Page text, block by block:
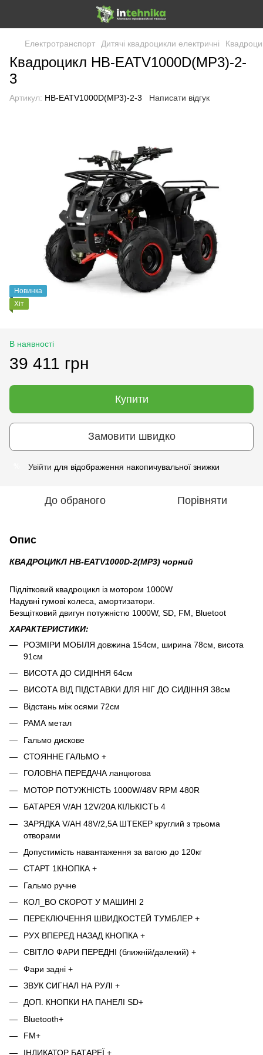
Електротранспорт Дитячі квадроцикли електричні
Квадроцикл HB-EATV1000D(MP3)-2-
3
Артикул: HB-EATV1000D(MP3)-2-3 Написати відгук
Новинка
Хіт
В наявності
39 411 грн
Купити
Замовити швидко
Увійти для відображення накопичувальної знижки
До обраного Порівняти
Опис
КВАДРОЦИКЛ HB-EATV1000D-2(MP3) чорний
Підлітковий квадроцикл із мотором 1000W
Надувні гумові колеса, амортизатори.
Безщітковий двигун потужністю 1000W, SD, FM, Bluetoot
ХАРАКТЕРИСТИКИ:
РОЗМІРИ МОБІЛЯ довжина 154см, ширина 78см, висота
91см
ВИСОТА ДО СИДІННЯ 64см
ВИСОТА ВІД ПІДСТАВКИ ДЛЯ НІГ ДО СИДІННЯ 38см
Відстань між осями 72см
РАМА метал
Гальмо дискове
СТОЯННЕ ГАЛЬМО +
ГОЛОВНА ПЕРЕДАЧА ланцюгова
МОТОР ПОТУЖНІСТЬ 1000W/48V RPM 480R
БАТАРЕЯ V/AH 12V/20A КІЛЬКІСТЬ 4
ЗАРЯДКА V/AH 48V/2,5A ШТЕКЕР круглий з трьома
отворами
Допустимість навантаження за вагою до 120кг
СТАРТ 1КНОПКА +
Гальмо ручне
КОЛ_ВО СКОРОТ У МАШИНІ 2
ПЕРЕКЛЮЧЕННЯ ШВИДКОСТЕЙ ТУМБЛЕР +
РУХ ВПЕРЕД НАЗАД КНОПКА +
СВІТЛО ФАРИ ПЕРЕДНІ (ближній/далекий) +
Фари задні +
ЗВУК СИГНАЛ НА РУЛІ +
ДОП. КНОПКИ НА ПАНЕЛІ SD+
Bluetooth+
FM+
ІНДИКАТОР БАТАРЕЇ +